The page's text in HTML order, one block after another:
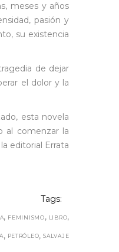
meses y años
pasión y
su existencia
de dejar
el dolor y la
esta novela
al comenzar la
editorial Errata
Tags:
, FEMINISMO, LIBRO,
, PETRÓLEO,SALVAJE